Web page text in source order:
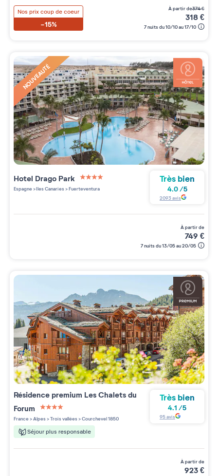
Nos prix coup de coeur
-15%
à partir de374€
318€
7 nuits du 10/10 au 17/10
NOUVEAUTÉ
Hotel Drago Park
4 étoiles sur 5
Espagne>Iles Canaries>Fuerteventura
Très bien
4.0 /5
2093avis
à partir de
749 €
7 nuits du 13/05 au 20/05
Résidence premium Les Chalets du
Forum
4 étoiles sur 5
France>Alpes>Trois vallées>Courchevel 1850
Séjour plus responsable
Très bien
4.1 /5
95avis
à partir de
923€